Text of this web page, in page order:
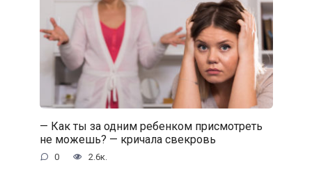
— Как ты за одним ребенком присмотреть
не можешь? — кричала свекровь
0 2.6к.